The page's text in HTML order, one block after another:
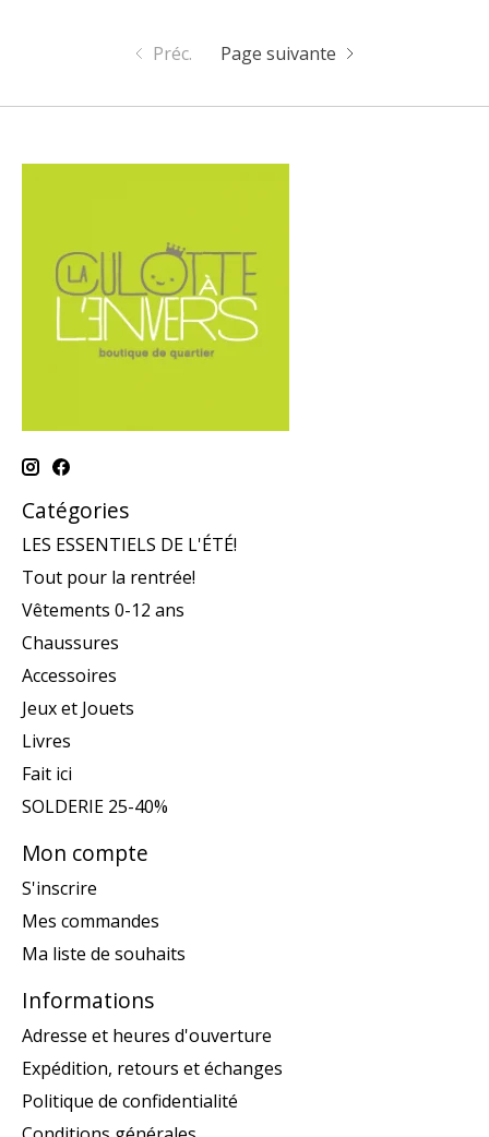
Préc. Page suivante
Catégories
LES ESSENTIELS DE L'ÉTÉ!
Tout pour la rentrée!
Vêtements 0-12 ans
Chaussures
Accessoires
Jeux et Jouets
Livres
Fait ici
SOLDERIE 25-40%
Mon compte
S'inscrire
Mes commandes
Ma liste de souhaits
Informations
Adresse et heures d'ouverture
Expédition, retours et échanges
Politique de confidentialité